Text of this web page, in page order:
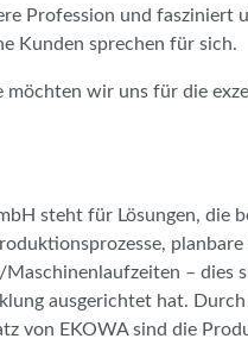
Profession und fasziniert
Kunden sprechen für sich.
möchten wir uns für die
steht für Lösungen, die
Maschinenlaufzeiten – dies
ausgerichtet hat.
von EKOWA sind die